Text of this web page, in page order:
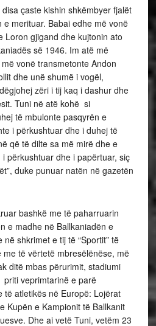
çaste kishin shkëmbyer fjalët
merituar. Babai edhe më vonë
Loron gjigand dhe kujtonin ato
së 1946. Im atë më
vonë transmetonte Andon
dhe unë shumë i vogël,
zëri i tij kaq i dashur dhe
Tuni në atë kohë si
të mbulonte pasqyrën e
i përkushtuar dhe i duhej të
që të dilte sa më mirë dhe e
përkushtuar dhe i papërtuar, siç
duke punuar natën në gazetën
bashkë me të paharruarin
e madhe në Ballkaniadën e
shkrimet e tij të “Sportit” të
të vërtetë mbresëlënëse, më
ditë mbas përurimit, stadiumi
priti veprimtarinë e parë
të atletikës në Europë: Lojërat
Kupën e Kampionit të Ballkanit
Dhe ai vetë Tuni, vetëm 23